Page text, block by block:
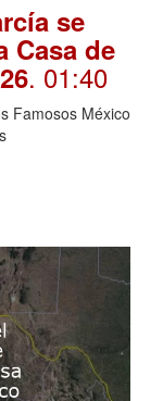
se
Casa de
. 01:40
Famosos México